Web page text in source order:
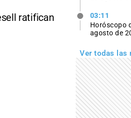
ratifican
03:11
Horóscopo
agosto de
Ver todas las